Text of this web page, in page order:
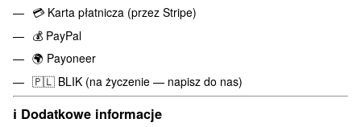
💳 Karta płatnicza (przez Stripe)
💰 PayPal
🌍 Payoneer
🇵🇱 BLIK (na życzenie — napisz do nas)
ℹ️ Dodatkowe informacje